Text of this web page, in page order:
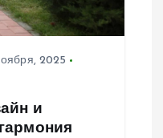
2025
и